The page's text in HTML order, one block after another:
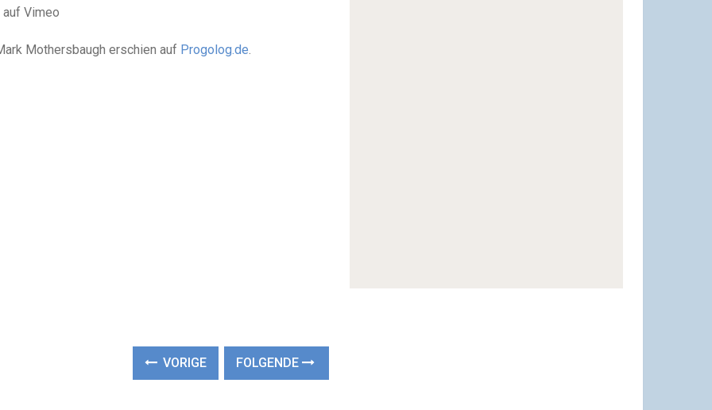
auf Vimeo
Mothersbaugh erschien auf Progolog.de.
VORIGE FOLGENDE